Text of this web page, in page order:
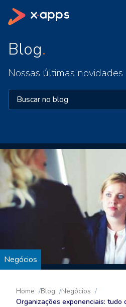
Blog
Nossas últimas novidades
Negócios
Home Blog
Negócios
Organizações exponenciais: tudo